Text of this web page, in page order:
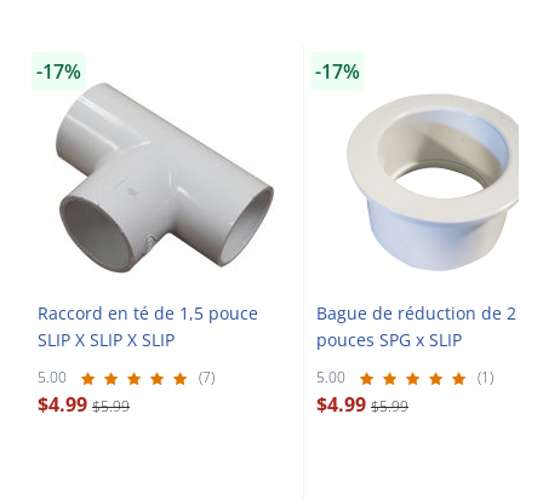
-17%
Raccord en té de 1,5 pouce
SLIP X SLIP X SLIP
5.00 (7)
$4.99 $5.99
-17%
Bague de réduction de 2 X
pouces SPG x SLIP
5.00 (1)
$4.99 $5.99